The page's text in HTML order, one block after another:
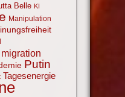
Belle KI
Manipulation
migration
Putin
Tagesenergie